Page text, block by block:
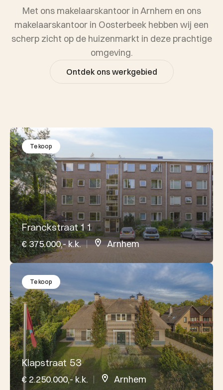
Met ons makelaarskantoor in Arnhem en ons
makelaarskantoor in Oosterbeek hebben wij een
scherp zicht op de huizenmarkt in deze prachtige
omgeving.
Ontdek ons werkgebied
Franckstraat 1 1
€ 375.000,- k.k. Arnhem
Te koop
Klapstraat 53
€ 2.250.000,- k.k. Arnhem
Te koop